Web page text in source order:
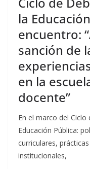
la
encuentro:
sanción de
en la
docente”
En el marco del
Educación Pública:
curriculares,
institucionales,